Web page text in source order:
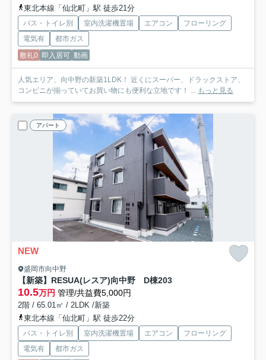
東北本線「仙北町」駅 徒歩21分
バス・トイレ別 室内洗濯機置場 エアコン
フローリング
電気有
都市ガス
敷礼0 即入居可 動画
人気エリア、向中野の新築1LDK！ 近くにスーパー、ドラックストア、
コンビニが揃っていてお買い物にも便利な立地です！ ...
もっと見る
アパート
NEW
盛岡市向中野
【新築】RESUA(レスア)向中野 D棟203
10.5万円 管理/共益費5,000円
2階 / 65.01㎡ / 2LDK /新築
東北本線「仙北町」駅 徒歩22分
バス・トイレ別 室内洗濯機置場 エアコン
フローリング
電気有
都市ガス